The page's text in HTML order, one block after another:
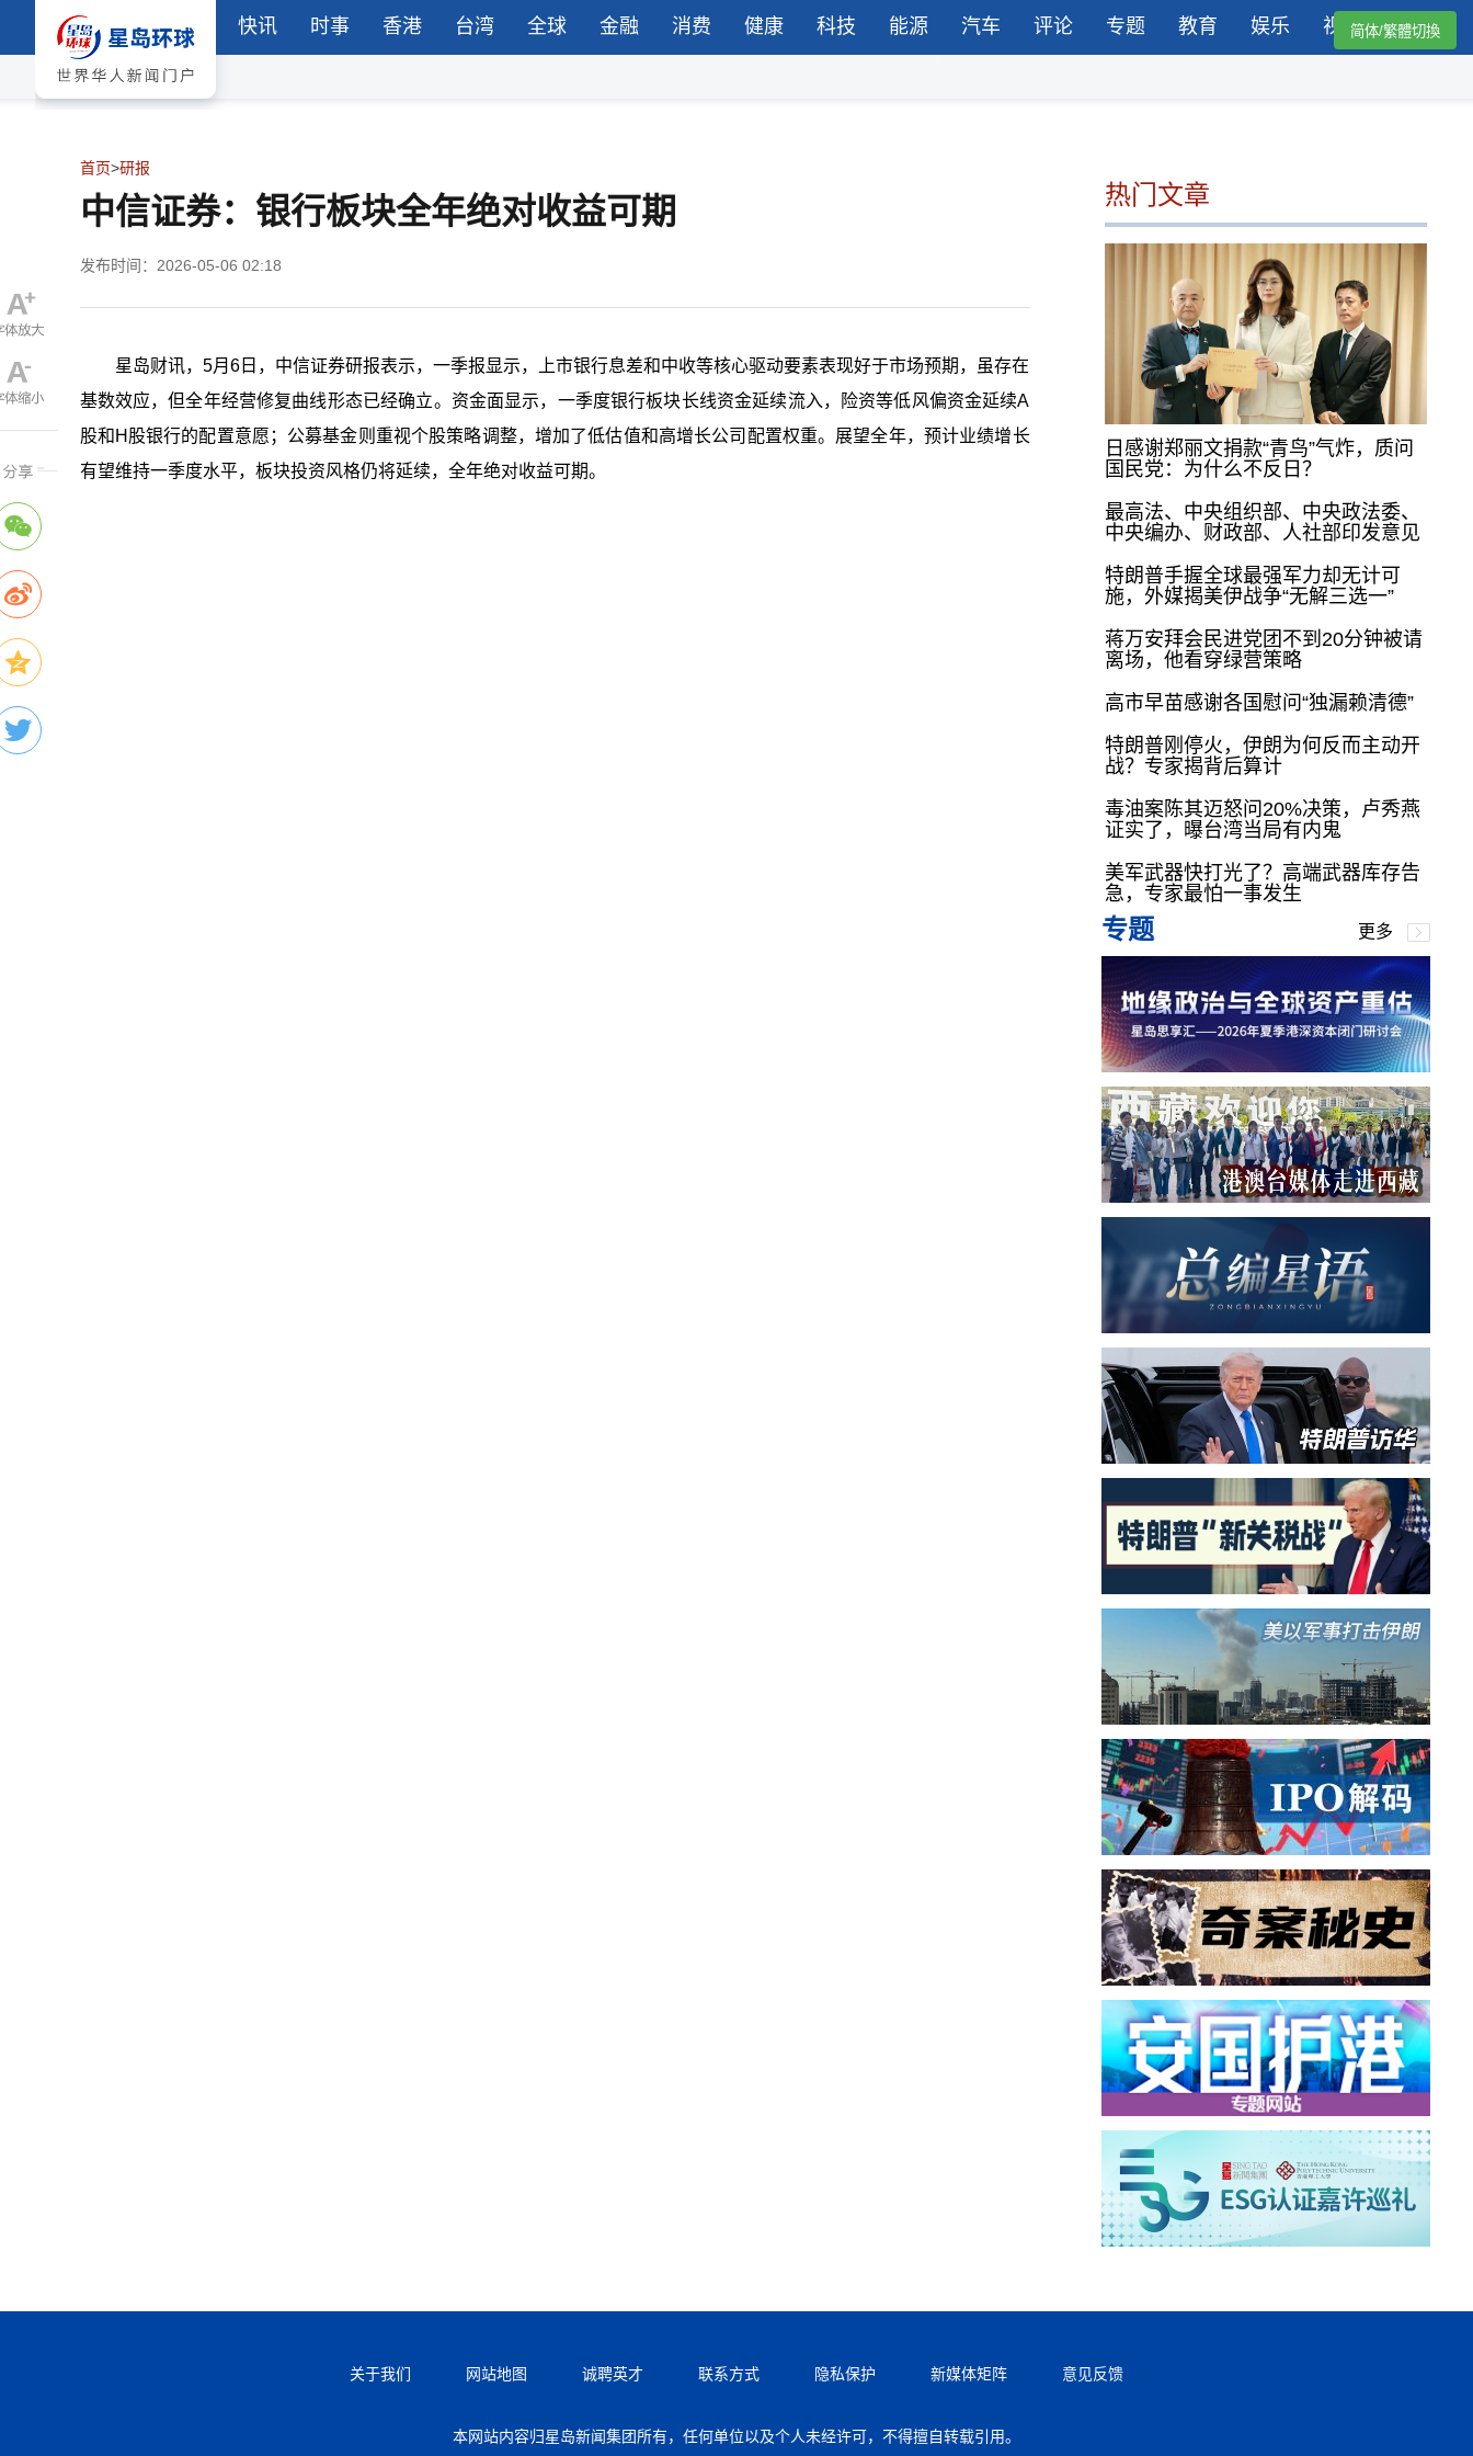
快讯 时事 香港 台湾 全球 金融 消费 健康 科技 能源 汽车 评论 专题 教育 娱乐 视频简体/繁體切換
首页>研报
中信证券：银行板块全年绝对收益可期
发布时间：2026-05-06 02:18
星岛财讯，5月6日，中信证券研报表示，一季报显示，上市银行息差和中收等核心驱动要素表现好于市场预期，虽存在
基数效应，但全年经营修复曲线形态已经确立。资金面显示，一季度银行板块长线资金延续流入，险资等低风偏资金延续A
股和H股银行的配置意愿；公募基金则重视个股策略调整，增加了低估值和高增长公司配置权重。展望全年，预计业绩增长
有望维持一季度水平，板块投资风格仍将延续，全年绝对收益可期。
热门文章
日感谢郑丽文捐款“青鸟”气炸，质问
国民党：为什么不反日？
最高法、中央组织部、中央政法委、
中央编办、财政部、人社部印发意见
特朗普手握全球最强军力却无计可
施，外媒揭美伊战争“无解三选一”
蒋万安拜会民进党团不到20分钟被请
离场，他看穿绿营策略
高市早苗感谢各国慰问“独漏赖清德”
特朗普刚停火，伊朗为何反而主动开
战？专家揭背后算计
毒油案陈其迈怒问20%决策，卢秀燕
证实了，曝台湾当局有内鬼
美军武器快打光了？高端武器库存告
急，专家最怕一事发生
专题 更多
关于我们 网站地图 诚聘英才 联系方式 隐私保护 新媒体矩阵 意见反馈
本网站内容归星岛新闻集团所有，任何单位以及个人未经许可，不得擅自转载引用。